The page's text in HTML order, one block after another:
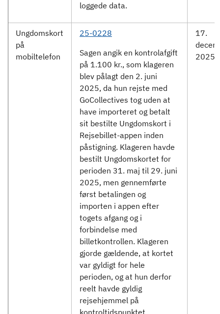
loggede data.
Ungdomskort
på
mobiltelefon
25-0228
Sagen angik en kontrolafgift
på 1.100 kr., som klageren
blev pålagt den 2. juni
2025, da hun rejste med
GoCollectives tog uden at
have importeret og betalt
sit bestilte Ungdomskort i
Rejsebillet-appen inden
påstigning. Klageren havde
bestilt Ungdomskortet for
perioden 31. maj til 29. juni
2025, men gennemførte
først betalingen og
importen i appen efter
togets afgang og i
forbindelse med
billetkontrollen. Klageren
gjorde gældende, at kortet
var gyldigt for hele
perioden, og at hun derfor
reelt havde gyldig
rejsehjemmel på
kontroltidspunktet.
17.
2025